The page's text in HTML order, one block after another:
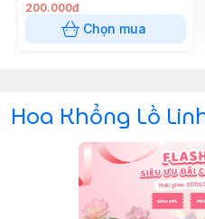
200.000đ
Chọn mua
Hoa Khổng Lồ